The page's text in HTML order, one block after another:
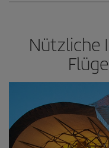
Nützliche